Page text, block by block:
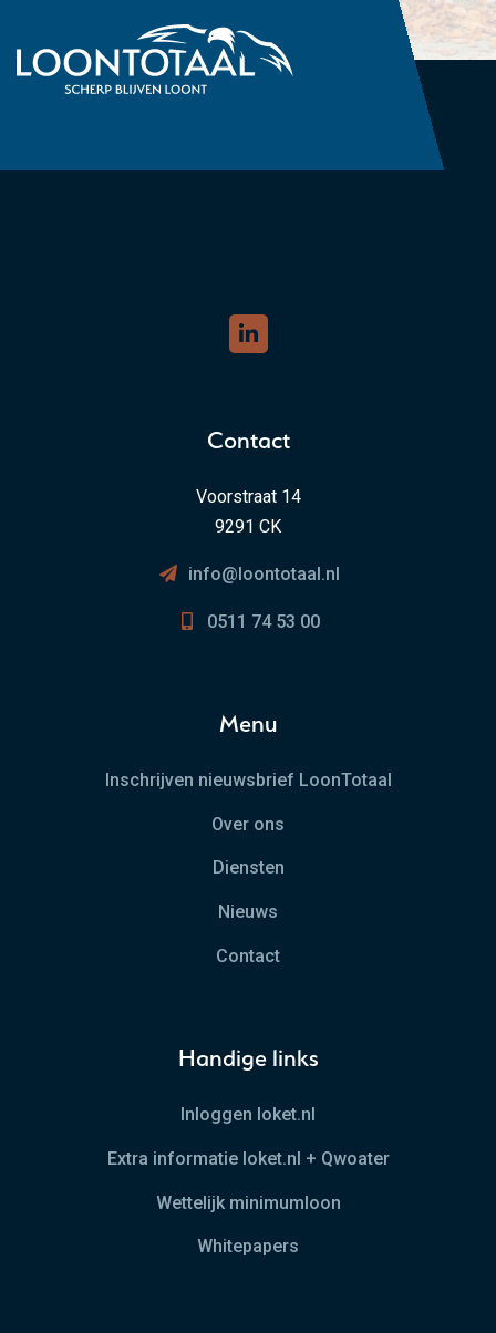
Contact
Voorstraat 14
9291 CK
info@loontotaal.nl
0511 74 53 00
Menu
Inschrijven nieuwsbrief LoonTotaal
Over ons
Diensten
Nieuws
Contact
Handige links
Inloggen loket.nl
Extra informatie loket.nl + Qwoater
Wettelijk minimumloon
Whitepapers